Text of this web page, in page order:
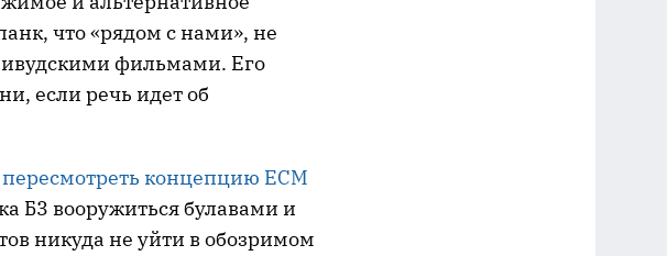
что «рядом с нами», не
фильмами. Его
если речь идет об
пересмотреть концепцию ECM
Б3 вооружиться булавами и
никуда не уйти в обозримом